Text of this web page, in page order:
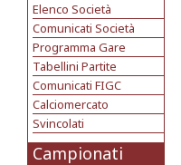
Elenco Società
Comunicati Società
Programma Gare
Tabellini Partite
Comunicati FIGC
Calciomercato
Svincolati
Campionati